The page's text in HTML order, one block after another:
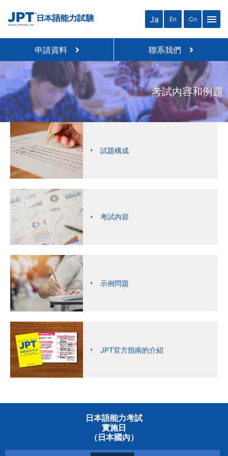
Ja En Cn menu
申請資料 聯系我們
考試內容和例題
試題構成
考試內容
示例問題
JPT官方指南的介紹
日本語能力考試
實施日
（日本國內）